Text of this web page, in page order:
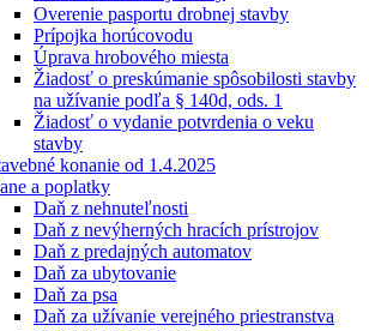
Overenie pasportu drobnej stavby
Prípojka horúcovodu
Úprava hrobového miesta
Žiadosť o preskúmanie spôsobilosti stavby
na užívanie podľa § 140d, ods. 1
Žiadosť o vydanie potvrdenia o veku
stavby
konanie od 1.4.2025
a poplatky
Daň z nehnuteľnosti
Daň z nevýherných hracích prístrojov
Daň z predajných automatov
Daň za ubytovanie
Daň za psa
Daň za užívanie verejného priestranstva